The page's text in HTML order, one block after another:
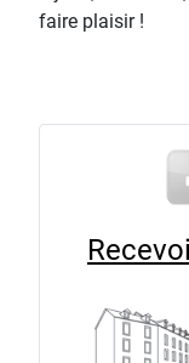
faire plaisir !